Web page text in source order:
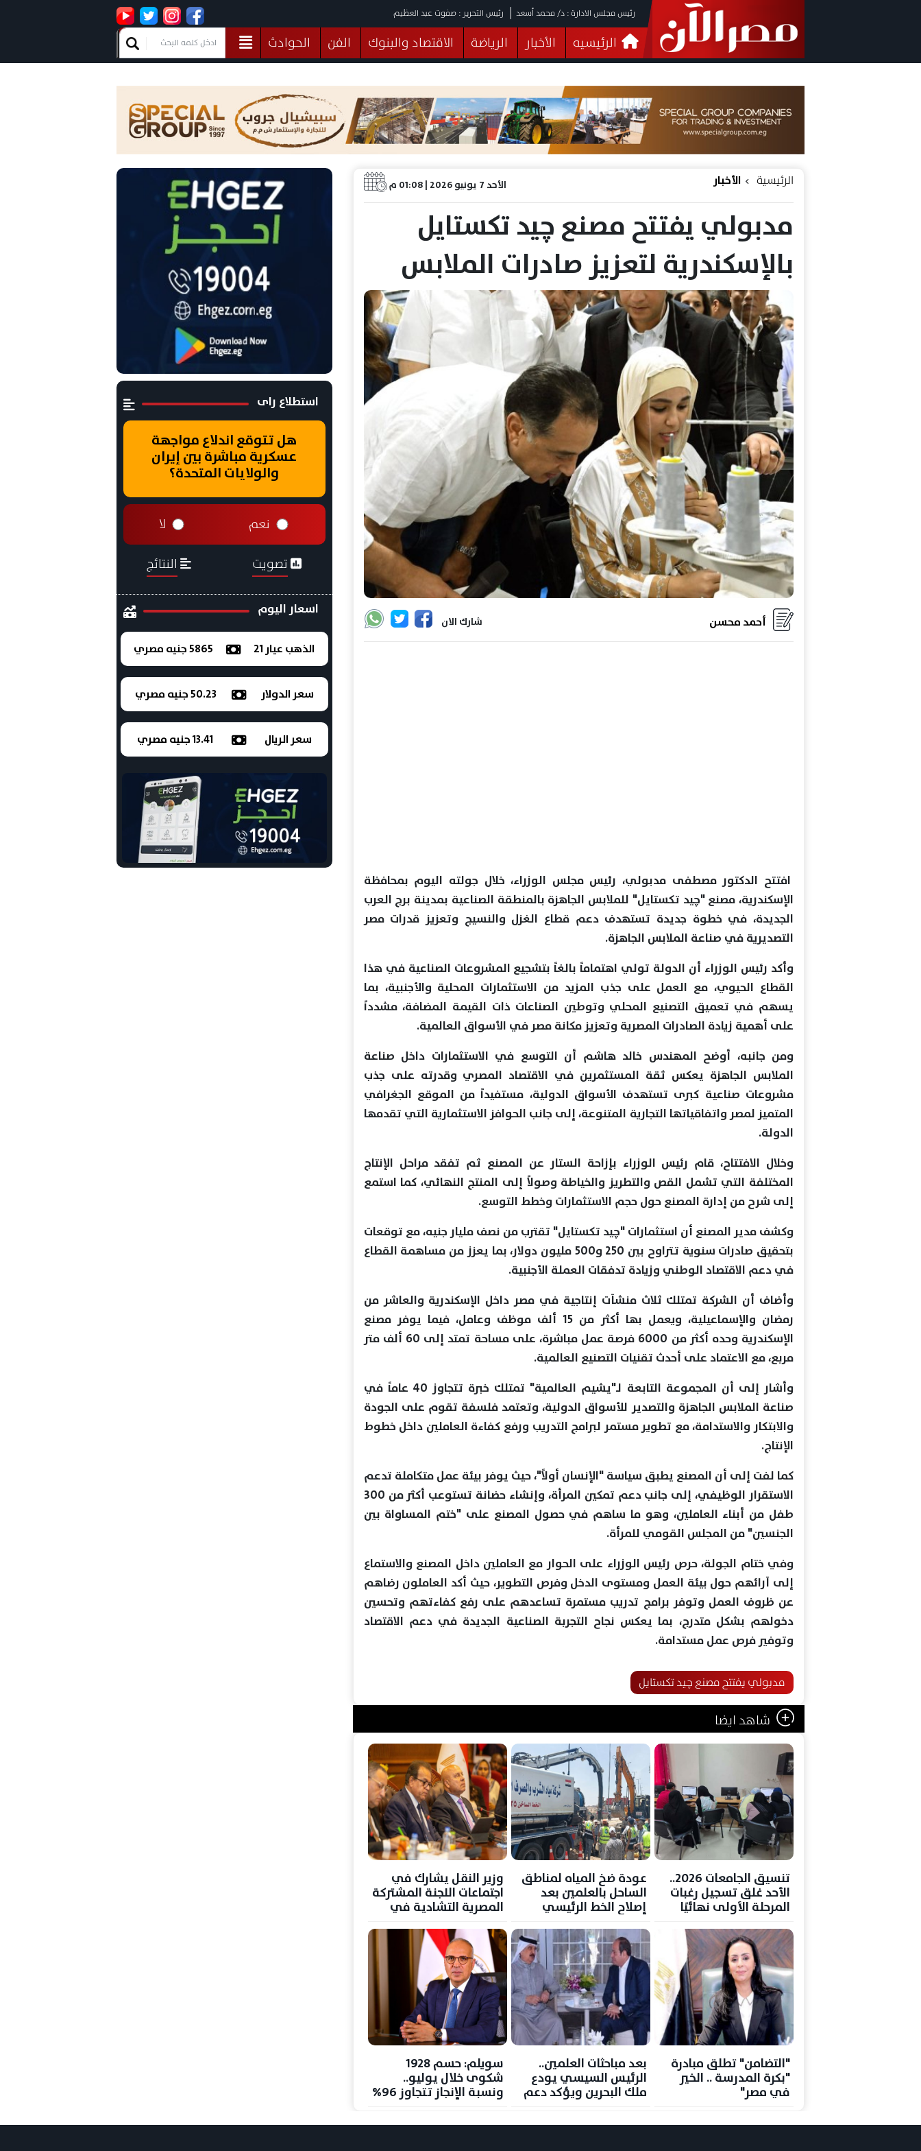
رئيس مجلس الادارة : د/ محمد أسعد رئيس التحرير : صفوت عبد العظيم
الرئيسيه الأخبار الرياضة الاقتصاد والبنوك الفن
الحوادث
فيديوهات
البرلمان صحة الثقافة خدمات منوعات
الأحد 7 يونيو 2026 | 01:08 م الرئيسية الأخبار
مدبولي يفتتح مصنع چيد تكستايل
بالإسكندرية لتعزيز صادرات الملابس
شارك الان أحمد محسن
افتتح الدكتور مصطفى مدبولي، رئيس مجلس الوزراء، خلال جولته اليوم بمحافظة
الإسكندرية، مصنع "چيد تكستايل" للملابس الجاهزة بالمنطقة الصناعية بمدينة برج العرب
الجديدة، في خطوة جديدة تستهدف دعم قطاع الغزل والنسيج وتعزيز قدرات مصر
التصديرية في صناعة الملابس الجاهزة.
وأكد رئيس الوزراء أن الدولة تولي اهتماماً بالغاً بتشجيع المشروعات الصناعية في هذا
القطاع الحيوي، مع العمل على جذب المزيد من الاستثمارات المحلية والأجنبية، بما
يسهم في تعميق التصنيع المحلي وتوطين الصناعات ذات القيمة المضافة، مشدداً
على أهمية زيادة الصادرات المصرية وتعزيز مكانة مصر في الأسواق العالمية.
ومن جانبه، أوضح المهندس خالد هاشم أن التوسع في الاستثمارات داخل صناعة
الملابس الجاهزة يعكس ثقة المستثمرين في الاقتصاد المصري وقدرته على جذب
مشروعات صناعية كبرى تستهدف الأسواق الدولية، مستفيداً من الموقع الجغرافي
المتميز لمصر واتفاقياتها التجارية المتنوعة، إلى جانب الحوافز الاستثمارية التي تقدمها
الدولة.
وخلال الافتتاح، قام رئيس الوزراء بإزاحة الستار عن المصنع ثم تفقد مراحل الإنتاج
المختلفة التي تشمل القص والتطريز والخياطة وصولاً إلى المنتج النهائي، كما استمع
إلى شرح من إدارة المصنع حول حجم الاستثمارات وخطط التوسع.
وكشف مدير المصنع أن استثمارات "چيد تكستايل" تقترب من نصف مليار جنيه، مع توقعات
بتحقيق صادرات سنوية تتراوح بين 250 و500 مليون دولار، بما يعزز من مساهمة القطاع
في دعم الاقتصاد الوطني وزيادة تدفقات العملة الأجنبية.
وأضاف أن الشركة تمتلك ثلاث منشآت إنتاجية في مصر داخل الإسكندرية والعاشر من
رمضان والإسماعيلية، ويعمل بها أكثر من 15 ألف موظف وعامل، فيما يوفر مصنع
الإسكندرية وحده أكثر من 6000 فرصة عمل مباشرة، على مساحة تمتد إلى 60 ألف متر
مربع، مع الاعتماد على أحدث تقنيات التصنيع العالمية.
وأشار إلى أن المجموعة التابعة لـ"يشيم العالمية" تمتلك خبرة تتجاوز 40 عاماً في
صناعة الملابس الجاهزة والتصدير للأسواق الدولية، وتعتمد فلسفة تقوم على الجودة
والابتكار والاستدامة، مع تطوير مستمر لبرامج التدريب ورفع كفاءة العاملين داخل خطوط
الإنتاج.
كما لفت إلى أن المصنع يطبق سياسة "الإنسان أولاً"، حيث يوفر بيئة عمل متكاملة تدعم
الاستقرار الوظيفي، إلى جانب دعم تمكين المرأة، وإنشاء حضانة تستوعب أكثر من 300
طفل من أبناء العاملين، وهو ما ساهم في حصول المصنع على "ختم المساواة بين
الجنسين" من المجلس القومي للمرأة.
وفي ختام الجولة، حرص رئيس الوزراء على الحوار مع العاملين داخل المصنع والاستماع
إلى آرائهم حول بيئة العمل ومستوى الدخل وفرص التطوير، حيث أكد العاملون رضاهم
عن ظروف العمل وتوفر برامج تدريب مستمرة تساعدهم على رفع كفاءتهم وتحسين
دخولهم بشكل متدرج، بما يعكس نجاح التجربة الصناعية الجديدة في دعم الاقتصاد
وتوفير فرص عمل مستدامة.
مدبولي يفتتح مصنع چيد تكستايل
شاهد ايضا
تنسيق الجامعات 2026..
الأحد غلق تسجيل رغبات
المرحلة الأولى نهائيًا
عودة ضخ المياه لمناطق
الساحل بالعلمين بعد
إصلاح الخط الرئيسي
وزير النقل يشارك في
اجتماعات اللجنة المشتركة
المصرية التشادية في
"التضامن" تطلق مبادرة
"بكرة المدرسة .. الخير
في مصر"
بعد مباحثات العلمين..
الرئيس السيسي يودع
ملك البحرين ويؤكد دعم
سويلم: حسم 1928
شكوى خلال يوليو..
ونسبة الإنجاز تتجاوز 96%
استطلاع راى
هل تتوقع اندلاع مواجهة
عسكرية مباشرة بين إيران
والولايات المتحدة؟
نعم لا
تصويت النتائج
اسعار اليوم
الذهب عيار 21 5865 جنيه مصري
سعر الدولار 50.23 جنيه مصري
سعر الريال 13.41 جنيه مصري